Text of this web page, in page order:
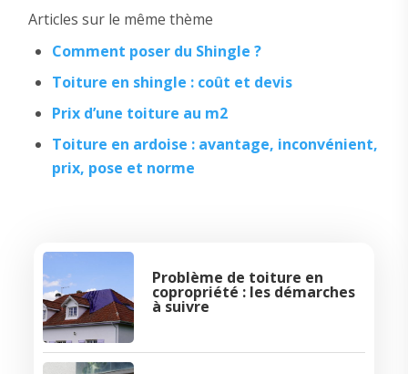
Articles sur le même thème
Comment poser du Shingle ?
Toiture en shingle : coût et devis
Prix d’une toiture au m2
Toiture en ardoise : avantage, inconvénient,
prix, pose et norme
Problème de toiture en
copropriété : les démarches
à suivre